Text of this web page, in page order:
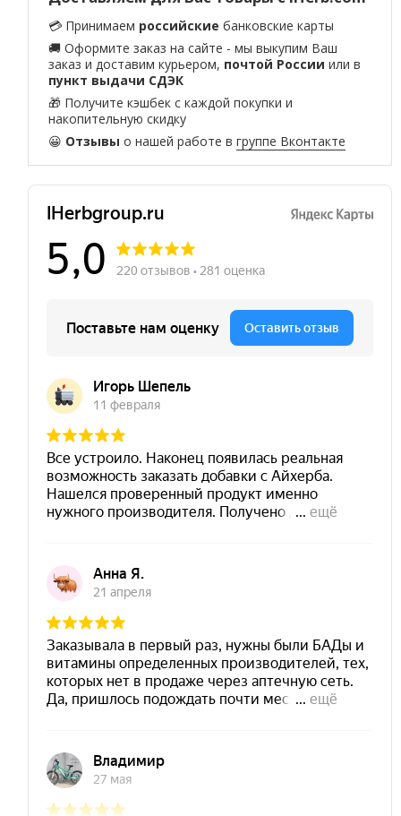
💳 Принимаем российские банковские карты
🚚 Оформите заказ на сайте - мы выкупим Ваш
заказ и доставим курьером, почтой России или в
пункт выдачи СДЭК
🎁 Получите кэшбек с каждой покупки и
накопительную скидку
😀 Отзывы о нашей работе вгруппе Вконтакте